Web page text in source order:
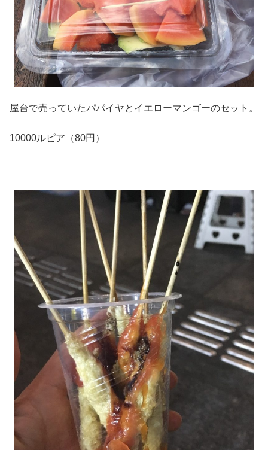
屋台で売っていたパパイヤとイエローマンゴーのセット。
10000ルピア（80円）